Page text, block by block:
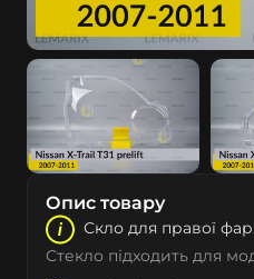
Опис товару
Скло для правої
Стекло підходить для